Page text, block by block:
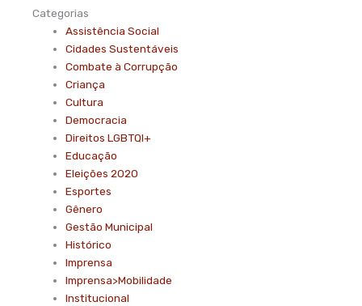
Categorias
Assistência Social
Cidades Sustentáveis
Combate à Corrupção
Criança
Cultura
Democracia
Direitos LGBTQI+
Educação
Eleições 2020
Esportes
Gênero
Gestão Municipal
Histórico
Imprensa
Imprensa>Mobilidade
Institucional